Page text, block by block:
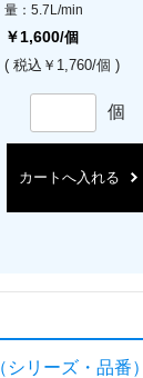
量：5.7L/min
￥1,600/個
( 税込￥1,760/個 )
個
カートへ入れる
リーズ・品番）